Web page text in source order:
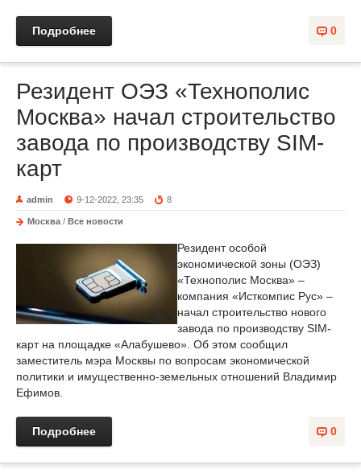
0
Подробнее
Резидент ОЭЗ «Технополис
Москва» начал строительство
завода по производству SIM-
карт
admin 9-12-2022, 23:35 8
Москва / Все новости
Резидент особой
экономической зоны (ОЭЗ)
«Технополис Москва» –
компания «Исткомпис Рус» –
начал строительство нового
завода по производству SIM-
карт на площадке «Алабушево». Об этом сообщил
заместитель мэра Москвы по вопросам экономической
политики и имущественно-земельных отношений Владимир
Ефимов.
0
Подробнее